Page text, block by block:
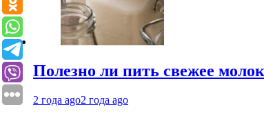
Полезно ли пить свежее
2 года ago2 года ago